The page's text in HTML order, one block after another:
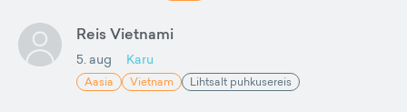
Reis Vietnami
5. aug Karu
Aasia Vietnam Lihtsalt puhkusereis